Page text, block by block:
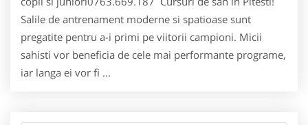
Salile de antrenament moderne si spatioase sunt
pregatite pentru a-i primi pe viitorii campioni. Micii
sahisti vor beneficia de cele mai performante programe,
iar langa ei vor fi ...